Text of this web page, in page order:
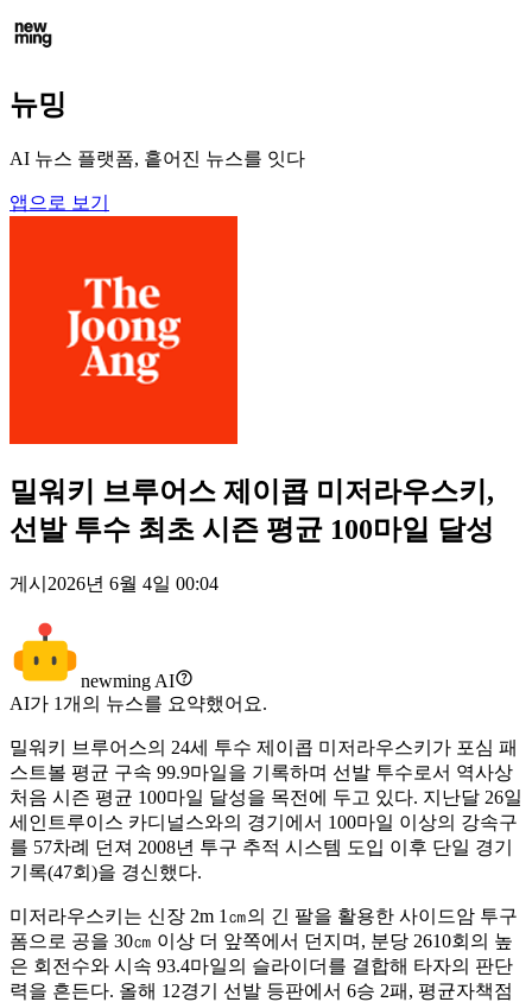
뉴밍
AI 뉴스 플랫폼, 흩어진 뉴스를 잇다
앱으로 보기
밀워키 브루어스 제이콥 미저라우스키,
선발 투수 최초 시즌 평균 100마일 달성
게시 2026년 6월 4일 00:04
newming AI
AI가 1개의 뉴스를 요약했어요.
밀워키 브루어스의 24세 투수 제이콥 미저라우스키가 포심 패
스트볼 평균 구속 99.9마일을 기록하며 선발 투수로서 역사상
처음 시즌 평균 100마일 달성을 목전에 두고 있다. 지난달 26일
세인트루이스 카디널스와의 경기에서 100마일 이상의 강속구
를 57차례 던져 2008년 투구 추적 시스템 도입 이후 단일 경기
기록(47회)을 경신했다.
미저라우스키는 신장 2m 1㎝의 긴 팔을 활용한 사이드암 투구
폼으로 공을 30㎝ 이상 더 앞쪽에서 던지며, 분당 2610회의 높
은 회전수와 시속 93.4마일의 슬라이더를 결합해 타자의 판단
력을 흔든다. 올해 12경기 선발 등판에서 6승 2패, 평균자책점